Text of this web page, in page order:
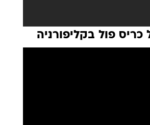
פול בקליפורניה